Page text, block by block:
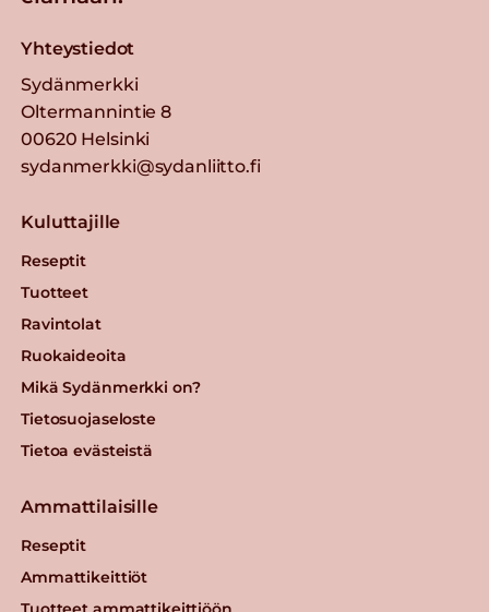
Yhteystiedot
Sydänmerkki
Oltermannintie 8
00620 Helsinki
sydanmerkki@sydanliitto.fi
Kuluttajille
Reseptit
Tuotteet
Ravintolat
Ruokaideoita
Mikä Sydänmerkki on?
Tietosuojaseloste
Tietoa evästeistä
Ammattilaisille
Reseptit
Ammattikeittiöt